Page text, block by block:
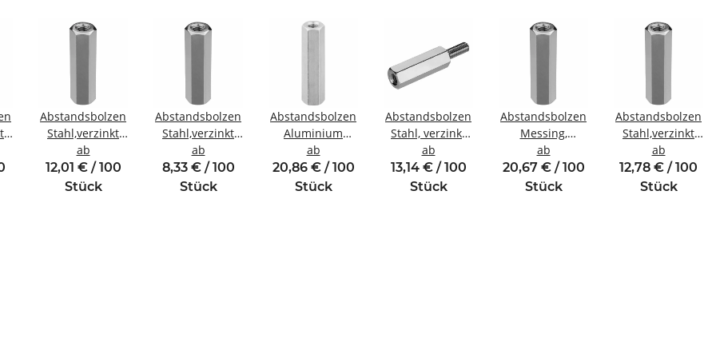
Abstandsbolzen
Stahl,verzinkt
Innen/Innengewinde
M4 SW8
ab
12,01 € / 100
Stück
Abstandsbolzen
Stahl,verzinkt
Innen/Innengewinde
M3 SW6
ab
8,33 € / 100
Stück
Abstandsbolzen
Aluminium
Innen/Innengewinde
M4 SW7
ab
20,86 € / 100
Stück
Abstandsbolzen
Stahl, verzinkt
Innen/Außengewinde
M4 SW8
ab
13,14 € / 100
Stück
Abstandsbolzen
Messing,
vernickelt
Innen/Innengewinde
M5 SW8
ab
20,67 € / 100
Stück
Abstandsbolzen
Stahl,verzinkt
Innen/
M5 SW8
ab
12,78 € / 100
Stück